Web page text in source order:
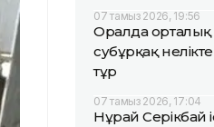
07 тамыз 2026, 19:56
Оралда
субұрқақ
тұр
07 тамыз 2026, 17:04
Нұрай Серікбай